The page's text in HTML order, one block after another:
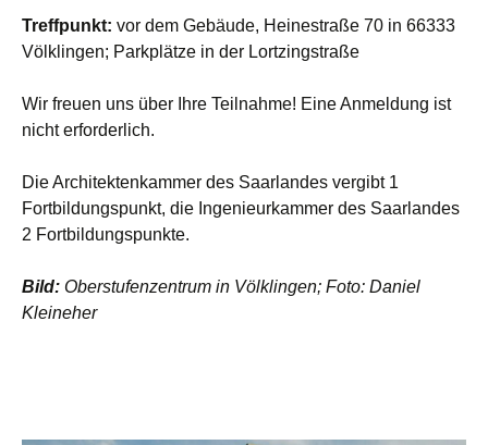
Treffpunkt: vor dem Gebäude, Heinestraße 70 in 66333
Völklingen; Parkplätze in der Lortzingstraße
Wir freuen uns über Ihre Teilnahme! Eine Anmeldung ist
nicht erforderlich.
Die Architektenkammer des Saarlandes vergibt 1
Fortbildungspunkt, die Ingenieurkammer des Saarlandes
2 Fortbildungspunkte.
Bild: Oberstufenzentrum in Völklingen; Foto: Daniel
Kleineher